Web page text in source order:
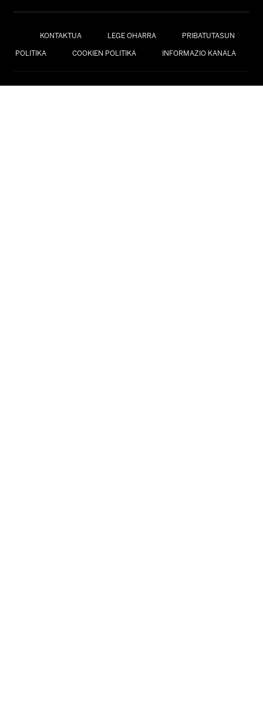
KONTAKTUA LEGE OHARRA PRIBATUTASUN
POLITIKA COOKIEN POLITIKA INFORMAZIO KANALA